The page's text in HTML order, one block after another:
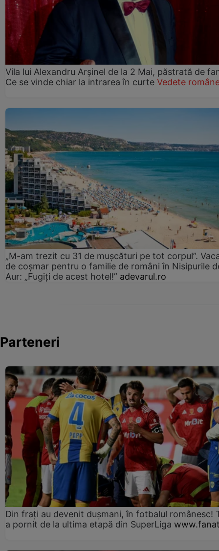
Vila lui Alexandru Arșinel de la 2 Mai, păstrată de
Ce se vinde chiar la intrarea în curte Vedete
„M-am trezit cu 31 de mușcături pe tot corpul”.
de coșmar pentru o familie de români în Nisipurile
Aur: „Fugiți de acest hotel!” adevarul.ro
Parteneri
Din frați au devenit dușmani, în fotbalul românesc!
a pornit de la ultima etapă din SuperLiga